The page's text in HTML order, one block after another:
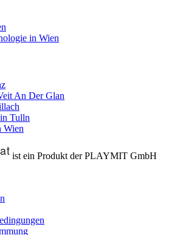
in Wien
An Der Glan
Tulln
Wien
ist ein Produkt der PLAYMIT GmbH